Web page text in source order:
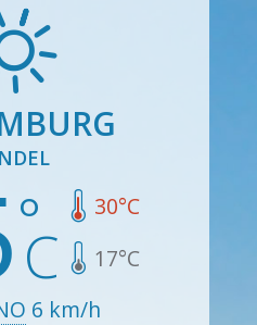
30°C
17°C
6 km/h